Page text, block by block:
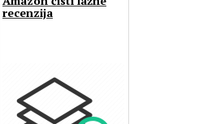
recenzija